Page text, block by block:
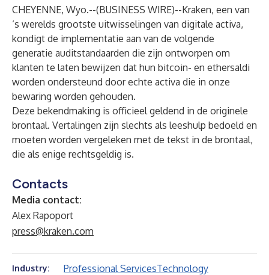
CHEYENNE, Wyo.--(BUSINESS WIRE)--Kraken, een van
‘s werelds grootste uitwisselingen van digitale activa,
kondigt de implementatie aan van de volgende
generatie auditstandaarden die zijn ontworpen om
klanten te laten bewijzen dat hun bitcoin- en ethersaldi
worden ondersteund door echte activa die in onze
bewaring worden gehouden.
Deze bekendmaking is officieel geldend in de originele
brontaal. Vertalingen zijn slechts als leeshulp bedoeld en
moeten worden vergeleken met de tekst in de brontaal,
die als enige rechtsgeldig is.
Contacts
Media contact:
Alex Rapoport
press@kraken.com
Industry: Professional ServicesTechnology